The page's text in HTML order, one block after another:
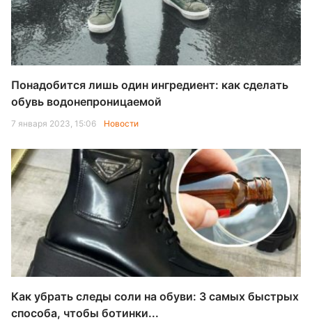
Понадобится лишь один ингредиент: как сделать
обувь водонепроницаемой
7 января 2023, 15:06 Новости
Как убрать следы соли на обуви: 3 самых быстрых
способа, чтобы ботинки...